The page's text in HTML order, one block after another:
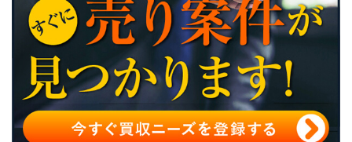
簡易株式交換に対する反対株主が行う株式買取請求
まとめ